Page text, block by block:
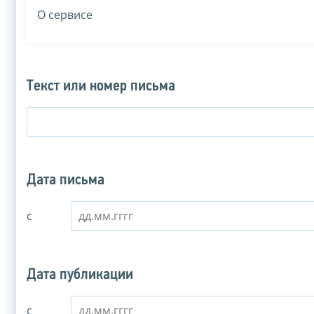
О сервисе
Текст или номер письма
Дата письма
с
Дата публикации
с